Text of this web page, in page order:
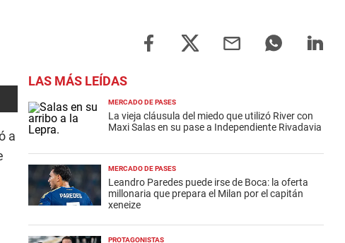
a
LAS MÁS LEÍDAS
MERCADO DE PASES
La vieja cláusula del miedo que utilizó River con
Maxi Salas en su pase a Independiente Rivadavia
MERCADO DE PASES
Leandro Paredes puede irse de Boca: la oferta
millonaria que prepara el Milan por el capitán
xeneize
PROTAGONISTAS